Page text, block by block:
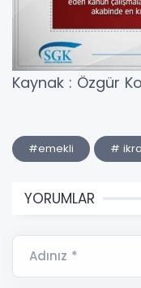
Kaynak : Özgür
#emekli #
YORUMLAR
Adınız *